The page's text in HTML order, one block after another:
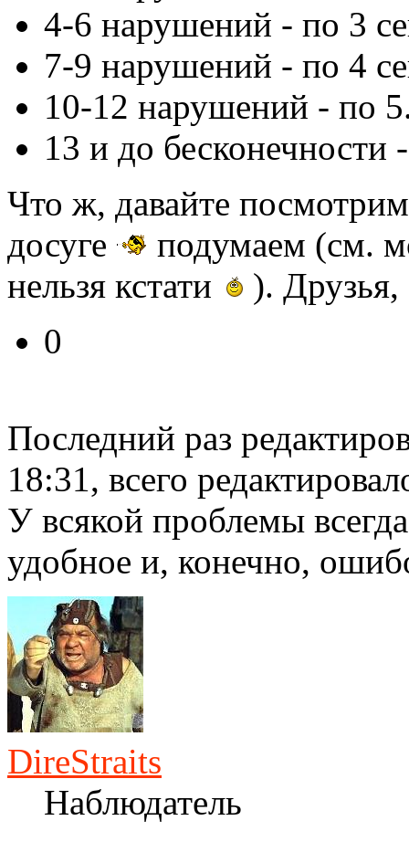
4-6 нарушений - по 3
7-9 нарушений - по 4
10-12 нарушений - по
13 и до бесконечности
Что ж, давайте
досуге
подумаем (см.
нельзя кстати
).
0
Последний раз
18:31, всего
У всякой проблемы
удобное и, конечно,
DireStraits
Наблюдатель